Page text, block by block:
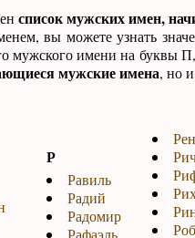
список мужских имен,
вы можете узнать
мужского имени на буквы
мужские имена, но
Р
Равиль
Радий
Радомир
Рафаэль